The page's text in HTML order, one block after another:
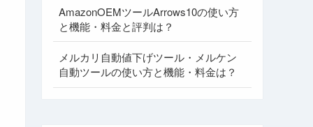
AmazonOEMツールArrows10の使い方
と機能・料金と評判は？
メルカリ自動値下げツール・メルケン
自動ツールの使い方と機能・料金は？